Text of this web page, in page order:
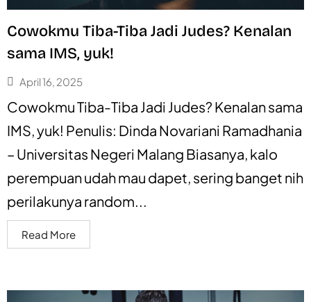
Cowokmu Tiba-Tiba Jadi Judes? Kenalan
sama IMS, yuk!
April 16, 2025
Cowokmu Tiba-Tiba Jadi Judes? Kenalan sama
IMS, yuk! Penulis: Dinda Novariani Ramadhania
– Universitas Negeri Malang Biasanya, kalo
perempuan udah mau dapet, sering banget nih
perilakunya random...
Read More